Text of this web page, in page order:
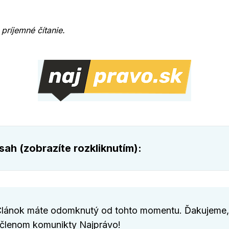
príjemné čítanie.
(zobrazíte rozkliknutím):
vyberáme
štatistiky
máte odomknutý od tohto momentu.
komunikty Najprávo!